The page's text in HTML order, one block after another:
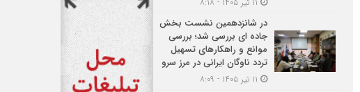
در شانزدهمین نشست بخش
جاده ای بررسی شد؛ بررسی
موانع و راهکارهای تسهیل
تردد ناوگان ایرانی در مرز سرو